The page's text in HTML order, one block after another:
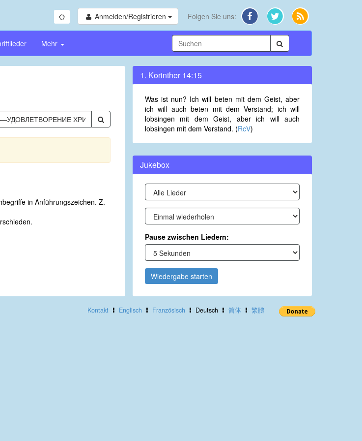
Anmelden/Registrieren Folgen Sie uns:
Mehr
in Anführungszeichen. Z.
1. Korinther 14:15
Was ist nun? Ich will beten mit dem Geist, aber
ich will auch beten mit dem Verstand; ich will
lobsingen mit dem Geist, aber ich will auch
lobsingen mit dem Verstand. (RcV)
Jukebox
Pause zwischen Liedern:
Wiedergabe starten
Kontakt Englisch Französisch Deutsch 简体 繁體